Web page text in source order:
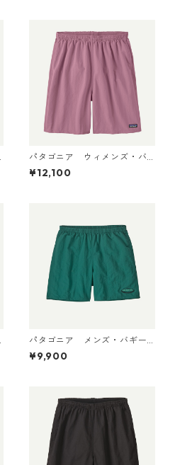
パタゴニア ウィメンズ・バ
ギーズ・ロング Light Violet
57035 Patagonia Women's
¥12,100
パタゴニア メンズ・バギー
ズ・ショーツ ５インチ 5702
2 '95 Oval Logo: Gem Green
¥9,900